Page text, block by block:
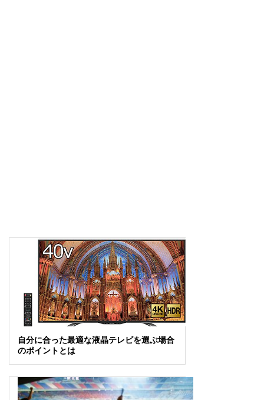
自分に合った最適な液晶テレビを選ぶ場合
のポイントとは